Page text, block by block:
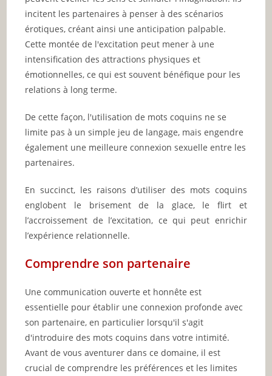
incitent les partenaires à penser à des scénarios
érotiques, créant ainsi une anticipation palpable.
Cette montée de l'excitation peut mener à une
intensification des attractions physiques et
émotionnelles, ce qui est souvent bénéfique pour les
relations à long terme.
De cette façon, l'utilisation de mots coquins ne se
limite pas à un simple jeu de langage, mais engendre
également une meilleure connexion sexuelle entre les
partenaires.
En succinct, les raisons d’utiliser des mots coquins
englobent le brisement de la glace, le flirt et
l’accroissement de l’excitation, ce qui peut enrichir
l’expérience relationnelle.
Comprendre son partenaire
Une communication ouverte et honnête est
essentielle pour établir une connexion profonde avec
son partenaire, en particulier lorsqu'il s'agit
d'introduire des mots coquins dans votre intimité.
Avant de vous aventurer dans ce domaine, il est
crucial de comprendre les préférences et les limites